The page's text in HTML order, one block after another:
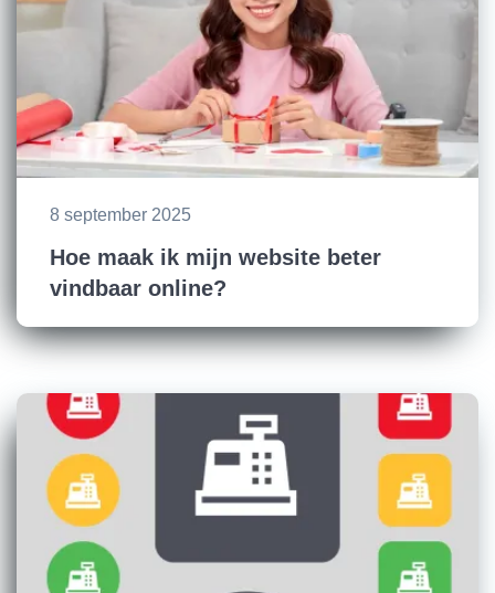
8 september 2025
Hoe maak ik mijn website beter
vindbaar online?